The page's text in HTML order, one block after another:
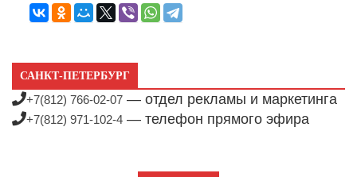
САНКТ-ПЕТЕРБУРГ
+7(812) 766-02-07 — отдел рекламы и маркетинга
+7(812) 971-102-4 — телефон прямого эфира